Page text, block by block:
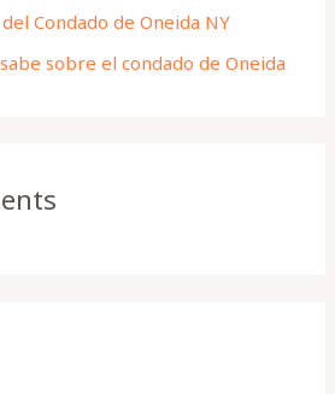
Condado de Oneida NY
sobre el condado de Oneida